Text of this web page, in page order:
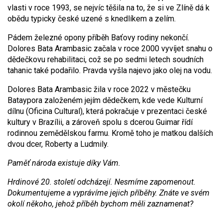
vlasti v roce 1993, se nejvíc těšila na to, že si ve Zlíně dá k
obědu typicky české uzené s knedlíkem a zelím.
Pádem železné opony příběh Baťovy rodiny nekončí.
Dolores Bata Arambasic začala v roce 2000 vyvíjet snahu o
dědečkovu rehabilitaci, což se po sedmi letech soudních
tahanic také podařilo. Pravda vyšla najevo jako olej na vodu.
Dolores Bata Arambasic žila v roce 2022 v městečku
Bataypora založeném jejím dědečkem, kde vede Kulturní
dílnu (Oficina Cultural), která pokračuje v prezentaci české
kultury v Brazílii, a zároveň spolu s dcerou Guimar řídí
rodinnou zemědělskou farmu. Kromě toho je matkou dalších
dvou dcer, Roberty a Ludmily.
Paměť národa existuje díky Vám.
Hrdinové 20. století odcházejí. Nesmíme zapomenout.
Dokumentujeme a vyprávíme jejich příběhy. Znáte ve svém
okolí někoho, jehož příběh bychom měli zaznamenat?